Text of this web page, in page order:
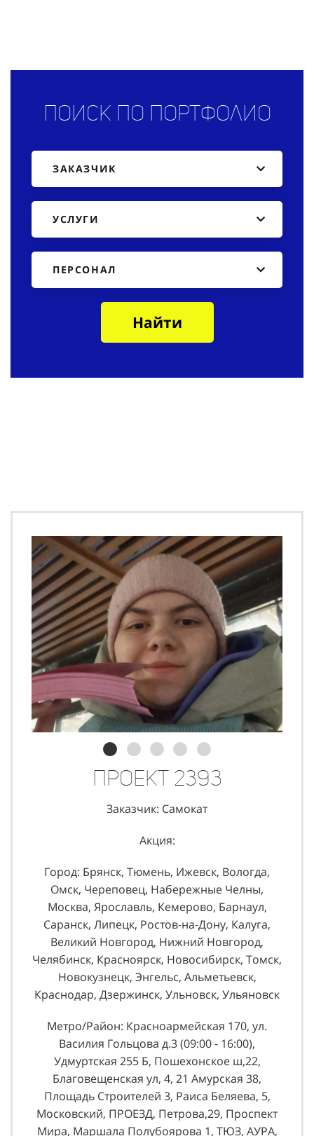
Поиск по портфолио
ЗАКАЗЧИК
УСЛУГИ
ПЕРСОНАЛ
Найти
Проект 2393
Заказчик: Самокат
Акция:
Город: Брянск, Тюмень, Ижевск, Вологда,
Омск, Череповец, Набережные Челны,
Москва, Ярославль, Кемерово, Барнаул,
Саранск, Липецк, Ростов-на-Дону, Калуга,
Великий Новгород, Нижний Новгород,
Челябинск, Красноярск, Новосибирск, Томск,
Новокузнецк, Энгельс, Альметьевск,
Краснодар, Дзержинск, Ульновск, Ульяновск
Метро/Район: Красноармейская 170, ул.
Василия Гольцова д.3 (09:00 - 16:00),
Удмуртская 255 Б, Пошехонское ш,22,
Благовещенская ул, 4, 21 Амурская 38,
Площадь Строителей 3, Раиса Беляева, 5,
Московский, ПРОЕЗД, Петрова,29, Проспект
Мира, Маршала Полубоярова 1, ТЮЗ, АУРА,